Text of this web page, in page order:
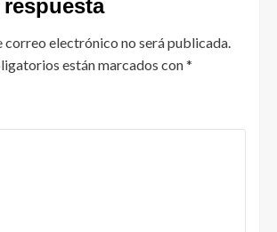
correo electrónico no será publicada.
están marcados con*